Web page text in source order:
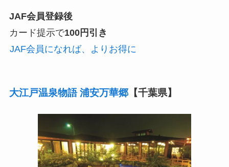
JAF会員登録後
カード提示で100円引き
JAF会員になれば、よりお得に
大江戸温泉物語 浦安万華郷【千葉県】